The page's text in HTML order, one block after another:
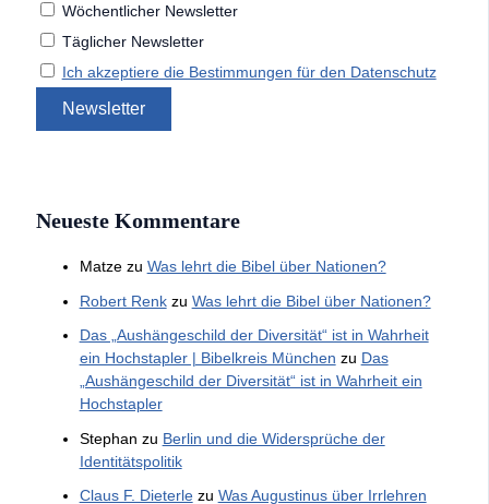
Wöchentlicher Newsletter
Täglicher Newsletter
Ich akzeptiere die Bestimmungen für den Datenschutz
Neueste Kommentare
Matzezu Was lehrt die Bibel über Nationen?
Robert Renkzu Was lehrt die Bibel über Nationen?
Das „Aushängeschild der Diversität“ ist in Wahrheit
ein Hochstapler | Bibelkreis München zu Das
„Aushängeschild der Diversität“ ist in Wahrheit ein
Hochstapler
Stephan zu Berlin und die Widersprüche der
Identitätspolitik
Claus F. Dieterlezu Was Augustinus über Irrlehren